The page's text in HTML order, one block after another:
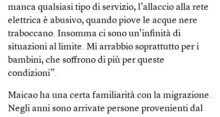
manca qualsiasi tipo di servizio, l’allaccio alla rete
elettrica è abusivo, quando piove le acque nere
traboccano. Insomma ci sono un’infinità di
situazioni al limite. Mi arrabbio soprattutto per i
bambini, che soffrono di più per queste
condizioni”.
Maicao ha una certa familiarità con la migrazione.
Negli anni sono arrivate persone provenienti dal